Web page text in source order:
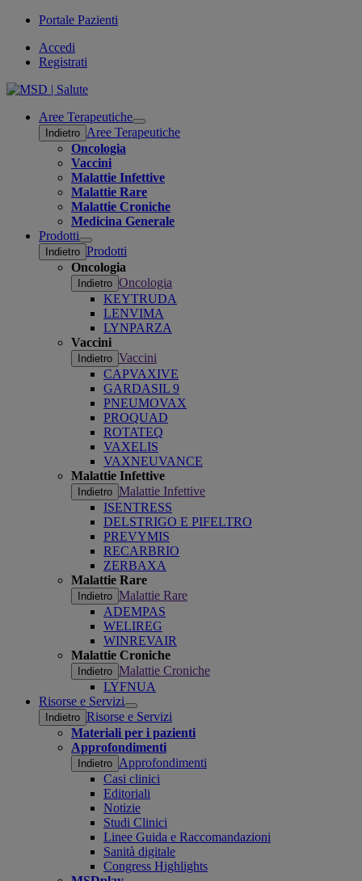
Portale Pazienti
Accedi
Registrati
Aree Terapeutiche
Open
submenu
Indietro Aree Terapeutiche
Oncologia
Vaccini
Malattie Infettive
Malattie Rare
Malattie Croniche
Medicina Generale
Prodotti
Open
submenu
Indietro Prodotti
Oncologia
Indietro Oncologia
KEYTRUDA
LENVIMA
LYNPARZA
Vaccini
Indietro Vaccini
CAPVAXIVE
GARDASIL 9
PNEUMOVAX
PROQUAD
ROTATEQ
VAXELIS
VAXNEUVANCE
Malattie Infettive
Indietro Malattie Infettive
ISENTRESS
DELSTRIGO E PIFELTRO
PREVYMIS
RECARBRIO
ZERBAXA
Malattie Rare
Indietro Malattie Rare
ADEMPAS
WELIREG
WINREVAIR
Malattie Croniche
Indietro Malattie Croniche
LYFNUA
Risorse e Servizi
Open
submenu
Indietro Risorse e Servizi
Materiali per i pazienti
Approfondimenti
Indietro Approfondimenti
Casi clinici
Editoriali
Notizie
Studi Clinici
Linee Guida e Raccomandazioni
Sanità digitale
Congress Highlights